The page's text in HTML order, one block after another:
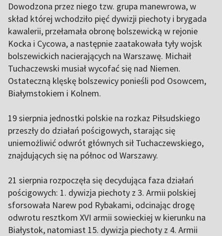
Dowodzona przez niego tzw. grupa manewrowa, w
skład której wchodziło pięć dywizji piechoty i brygada
kawalerii, przełamała obronę bolszewicką w rejonie
Kocka i Cycowa, a następnie zaatakowała tyły wojsk
bolszewickich nacierających na Warszawę. Michaił
Tuchaczewski musiał wycofać się nad Niemen.
Ostateczną klęskę bolszewicy ponieśli pod Osowcem,
Białymstokiem i Kolnem.
19 sierpnia jednostki polskie na rozkaz Piłsudskiego
przeszły do działań pościgowych, starając się
uniemożliwić odwrót głównych sił Tuchaczewskiego,
znajdujących się na północ od Warszawy.
21 sierpnia rozpoczęła się decydująca faza działań
pościgowych: 1. dywizja piechoty z 3. Armii polskiej
sforsowała Narew pod Rybakami, odcinając drogę
odwrotu resztkom XVI armii sowieckiej w kierunku na
Białystok, natomiast 15. dywizja piechoty z 4. Armii